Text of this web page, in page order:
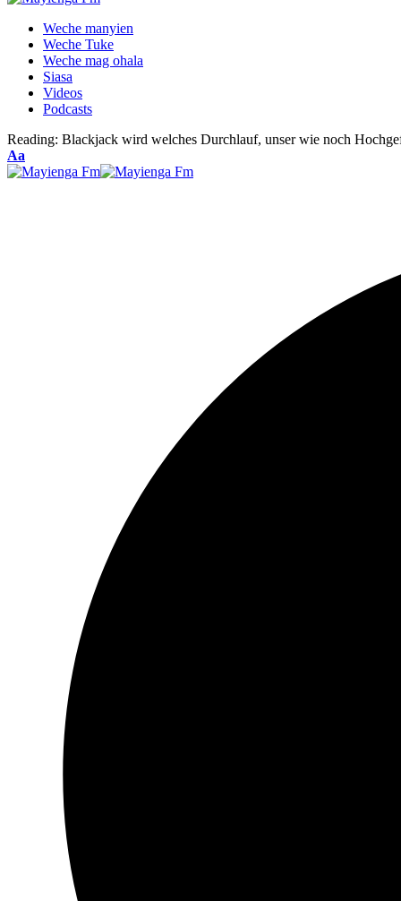
Weche manyien
Weche Tuke
Weche mag ohala
Siasa
Videos
Podcasts
Reading: Blackjack wird welches Durchlauf, unser wie noch
Font
Resizer
Aa